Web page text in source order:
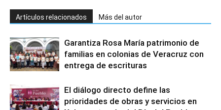
Artículos relacionados Más del autor
Garantiza Rosa María patrimonio de
familias en colonias de Veracruz con
entrega de escrituras
El diálogo directo define las
prioridades de obras y servicios en